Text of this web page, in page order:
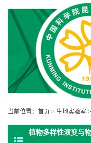
当前位置： 首页 > 生地实验室 >
植物多样性演变与